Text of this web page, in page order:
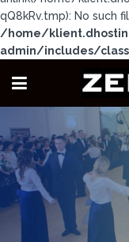
qQ8kRv.tmp): No such
/home/
admin/includes/